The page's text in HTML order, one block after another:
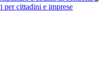
per cittadini e imprese